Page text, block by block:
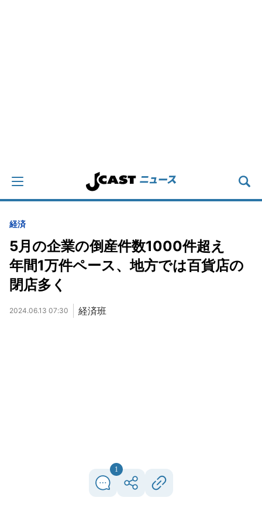
経済
5月の企業の倒産件数1000件超え
年間1万件ペース、地方では百貨店の
閉店多く
2024.06.13 07:30 経済班
1